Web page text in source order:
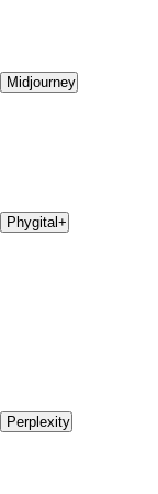
Midjourney
Phygital+
Perplexity